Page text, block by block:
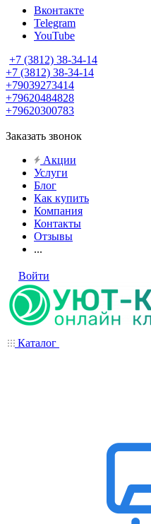
Вконтакте
Telegram
YouTube
+7 (3812) 38-34-14
+7 (3812) 38-34-14
+79039273414
+79620484828
+79620300783
Заказать звонок
Акции
Услуги
Блог
Как купить
Компания
Контакты
Отзывы
...
Войти
Каталог